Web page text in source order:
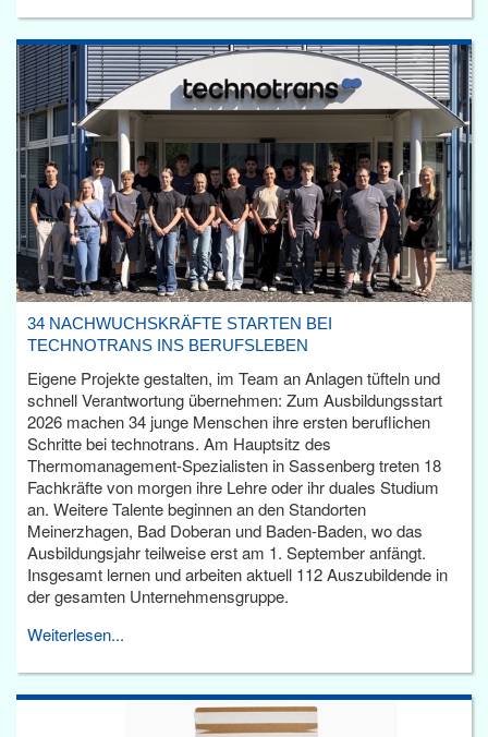
34 NACHWUCHSKRÄFTE STARTEN BEI
TECHNOTRANS INS BERUFSLEBEN
Eigene Projekte gestalten, im Team an Anlagen tüfteln und
schnell Verantwortung übernehmen: Zum Ausbildungsstart
2026 machen 34 junge Menschen ihre ersten beruflichen
Schritte bei technotrans. Am Hauptsitz des
Thermomanagement-Spezialisten in Sassenberg treten 18
Fachkräfte von morgen ihre Lehre oder ihr duales Studium
an. Weitere Talente beginnen an den Standorten
Meinerzhagen, Bad Doberan und Baden-Baden, wo das
Ausbildungsjahr teilweise erst am 1. September anfängt.
Insgesamt lernen und arbeiten aktuell 112 Auszubildende in
der gesamten Unternehmensgruppe.
Weiterlesen...